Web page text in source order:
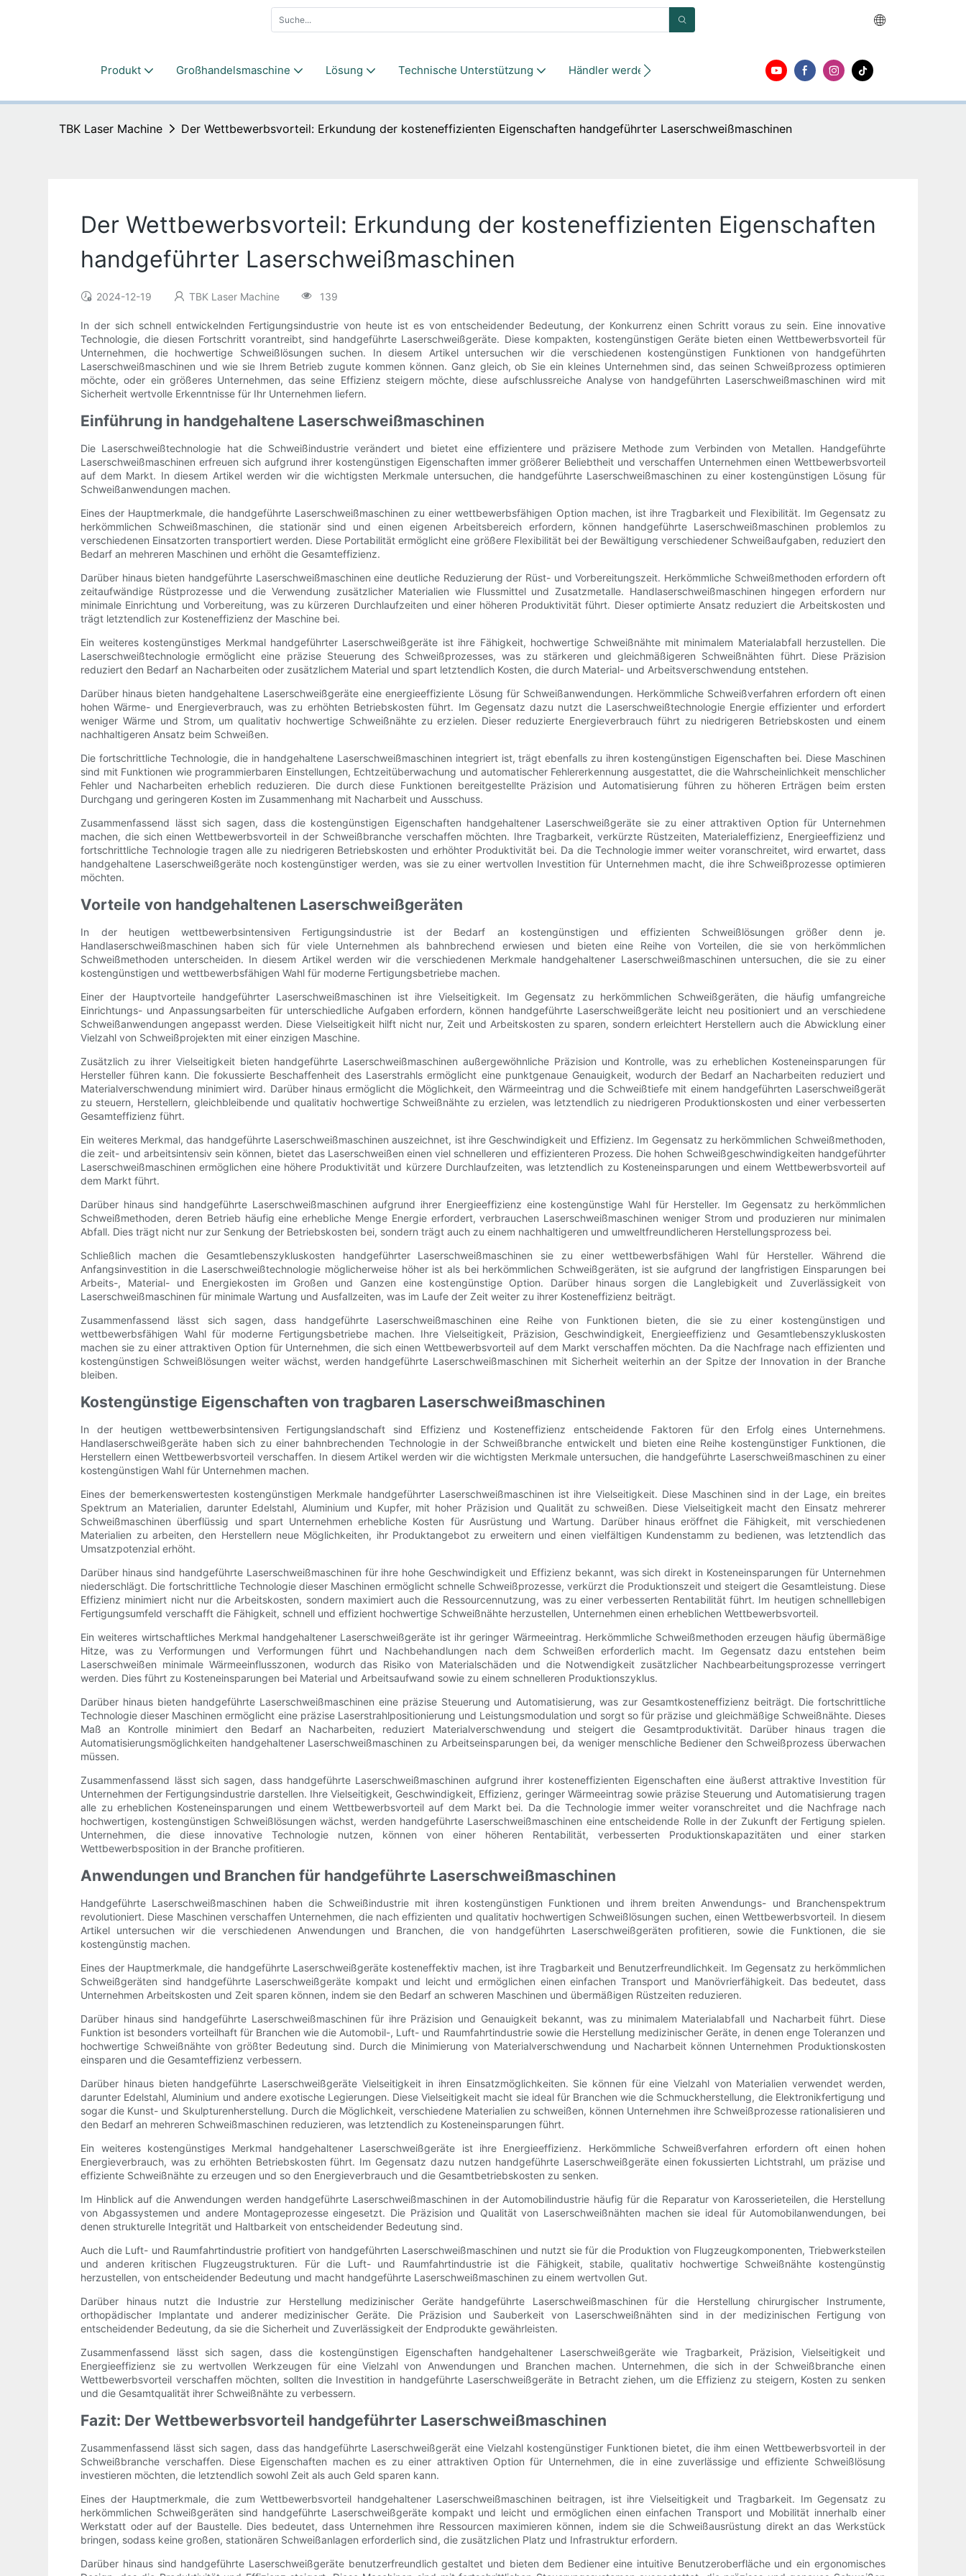
Produkt Großhandelsmaschine Lösung Technische Unterstützung Händler werden
TBK Laser Machine Der Wettbewerbsvorteil: Erkundung der kosteneffizienten Eigenschaften handgeführter Laserschweißmaschinen
Der Wettbewerbsvorteil: Erkundung der kosteneffizienten Eigenschaften
handgeführter Laserschweißmaschinen
2024-12-19 TBK Laser Machine 139
In der sich schnell entwickelnden Fertigungsindustrie von heute ist es von entscheidender Bedeutung, der Konkurrenz einen Schritt voraus zu sein. Eine innovative
Technologie, die diesen Fortschritt vorantreibt, sind handgeführte Laserschweißgeräte. Diese kompakten, kostengünstigen Geräte bieten einen Wettbewerbsvorteil für
Unternehmen, die hochwertige Schweißlösungen suchen. In diesem Artikel untersuchen wir die verschiedenen kostengünstigen Funktionen von handgeführten
Laserschweißmaschinen und wie sie Ihrem Betrieb zugute kommen können. Ganz gleich, ob Sie ein kleines Unternehmen sind, das seinen Schweißprozess optimieren
möchte, oder ein größeres Unternehmen, das seine Effizienz steigern möchte, diese aufschlussreiche Analyse von handgeführten Laserschweißmaschinen wird mit
Sicherheit wertvolle Erkenntnisse für Ihr Unternehmen liefern.
Einführung in handgehaltene Laserschweißmaschinen
Die Laserschweißtechnologie hat die Schweißindustrie verändert und bietet eine effizientere und präzisere Methode zum Verbinden von Metallen. Handgeführte
Laserschweißmaschinen erfreuen sich aufgrund ihrer kostengünstigen Eigenschaften immer größerer Beliebtheit und verschaffen Unternehmen einen Wettbewerbsvorteil
auf dem Markt. In diesem Artikel werden wir die wichtigsten Merkmale untersuchen, die handgeführte Laserschweißmaschinen zu einer kostengünstigen Lösung für
Schweißanwendungen machen.
Eines der Hauptmerkmale, die handgeführte Laserschweißmaschinen zu einer wettbewerbsfähigen Option machen, ist ihre Tragbarkeit und Flexibilität. Im Gegensatz zu
herkömmlichen Schweißmaschinen, die stationär sind und einen eigenen Arbeitsbereich erfordern, können handgeführte Laserschweißmaschinen problemlos zu
verschiedenen Einsatzorten transportiert werden. Diese Portabilität ermöglicht eine größere Flexibilität bei der Bewältigung verschiedener Schweißaufgaben, reduziert den
Bedarf an mehreren Maschinen und erhöht die Gesamteffizienz.
Darüber hinaus bieten handgeführte Laserschweißmaschinen eine deutliche Reduzierung der Rüst- und Vorbereitungszeit. Herkömmliche Schweißmethoden erfordern oft
zeitaufwändige Rüstprozesse und die Verwendung zusätzlicher Materialien wie Flussmittel und Zusatzmetalle. Handlaserschweißmaschinen hingegen erfordern nur
minimale Einrichtung und Vorbereitung, was zu kürzeren Durchlaufzeiten und einer höheren Produktivität führt. Dieser optimierte Ansatz reduziert die Arbeitskosten und
trägt letztendlich zur Kosteneffizienz der Maschine bei.
Ein weiteres kostengünstiges Merkmal handgeführter Laserschweißgeräte ist ihre Fähigkeit, hochwertige Schweißnähte mit minimalem Materialabfall herzustellen. Die
Laserschweißtechnologie ermöglicht eine präzise Steuerung des Schweißprozesses, was zu stärkeren und gleichmäßigeren Schweißnähten führt. Diese Präzision
reduziert den Bedarf an Nacharbeiten oder zusätzlichem Material und spart letztendlich Kosten, die durch Material- und Arbeitsverschwendung entstehen.
Darüber hinaus bieten handgehaltene Laserschweißgeräte eine energieeffiziente Lösung für Schweißanwendungen. Herkömmliche Schweißverfahren erfordern oft einen
hohen Wärme- und Energieverbrauch, was zu erhöhten Betriebskosten führt. Im Gegensatz dazu nutzt die Laserschweißtechnologie Energie effizienter und erfordert
weniger Wärme und Strom, um qualitativ hochwertige Schweißnähte zu erzielen. Dieser reduzierte Energieverbrauch führt zu niedrigeren Betriebskosten und einem
nachhaltigeren Ansatz beim Schweißen.
Die fortschrittliche Technologie, die in handgehaltene Laserschweißmaschinen integriert ist, trägt ebenfalls zu ihren kostengünstigen Eigenschaften bei. Diese Maschinen
sind mit Funktionen wie programmierbaren Einstellungen, Echtzeitüberwachung und automatischer Fehlererkennung ausgestattet, die die Wahrscheinlichkeit menschlicher
Fehler und Nacharbeiten erheblich reduzieren. Die durch diese Funktionen bereitgestellte Präzision und Automatisierung führen zu höheren Erträgen beim ersten
Durchgang und geringeren Kosten im Zusammenhang mit Nacharbeit und Ausschuss.
Zusammenfassend lässt sich sagen, dass die kostengünstigen Eigenschaften handgehaltener Laserschweißgeräte sie zu einer attraktiven Option für Unternehmen
machen, die sich einen Wettbewerbsvorteil in der Schweißbranche verschaffen möchten. Ihre Tragbarkeit, verkürzte Rüstzeiten, Materialeffizienz, Energieeffizienz und
fortschrittliche Technologie tragen alle zu niedrigeren Betriebskosten und erhöhter Produktivität bei. Da die Technologie immer weiter voranschreitet, wird erwartet, dass
handgehaltene Laserschweißgeräte noch kostengünstiger werden, was sie zu einer wertvollen Investition für Unternehmen macht, die ihre Schweißprozesse optimieren
möchten.
Vorteile von handgehaltenen Laserschweißgeräten
In der heutigen wettbewerbsintensiven Fertigungsindustrie ist der Bedarf an kostengünstigen und effizienten Schweißlösungen größer denn je.
Handlaserschweißmaschinen haben sich für viele Unternehmen als bahnbrechend erwiesen und bieten eine Reihe von Vorteilen, die sie von herkömmlichen
Schweißmethoden unterscheiden. In diesem Artikel werden wir die verschiedenen Merkmale handgehaltener Laserschweißmaschinen untersuchen, die sie zu einer
kostengünstigen und wettbewerbsfähigen Wahl für moderne Fertigungsbetriebe machen.
Einer der Hauptvorteile handgeführter Laserschweißmaschinen ist ihre Vielseitigkeit. Im Gegensatz zu herkömmlichen Schweißgeräten, die häufig umfangreiche
Einrichtungs- und Anpassungsarbeiten für unterschiedliche Aufgaben erfordern, können handgeführte Laserschweißgeräte leicht neu positioniert und an verschiedene
Schweißanwendungen angepasst werden. Diese Vielseitigkeit hilft nicht nur, Zeit und Arbeitskosten zu sparen, sondern erleichtert Herstellern auch die Abwicklung einer
Vielzahl von Schweißprojekten mit einer einzigen Maschine.
Zusätzlich zu ihrer Vielseitigkeit bieten handgeführte Laserschweißmaschinen außergewöhnliche Präzision und Kontrolle, was zu erheblichen Kosteneinsparungen für
Hersteller führen kann. Die fokussierte Beschaffenheit des Laserstrahls ermöglicht eine punktgenaue Genauigkeit, wodurch der Bedarf an Nacharbeiten reduziert und
Materialverschwendung minimiert wird. Darüber hinaus ermöglicht die Möglichkeit, den Wärmeeintrag und die Schweißtiefe mit einem handgeführten Laserschweißgerät
zu steuern, Herstellern, gleichbleibende und qualitativ hochwertige Schweißnähte zu erzielen, was letztendlich zu niedrigeren Produktionskosten und einer verbesserten
Gesamteffizienz führt.
Ein weiteres Merkmal, das handgeführte Laserschweißmaschinen auszeichnet, ist ihre Geschwindigkeit und Effizienz. Im Gegensatz zu herkömmlichen Schweißmethoden,
die zeit- und arbeitsintensiv sein können, bietet das Laserschweißen einen viel schnelleren und effizienteren Prozess. Die hohen Schweißgeschwindigkeiten handgeführter
Laserschweißmaschinen ermöglichen eine höhere Produktivität und kürzere Durchlaufzeiten, was letztendlich zu Kosteneinsparungen und einem Wettbewerbsvorteil auf
dem Markt führt.
Darüber hinaus sind handgeführte Laserschweißmaschinen aufgrund ihrer Energieeffizienz eine kostengünstige Wahl für Hersteller. Im Gegensatz zu herkömmlichen
Schweißmethoden, deren Betrieb häufig eine erhebliche Menge Energie erfordert, verbrauchen Laserschweißmaschinen weniger Strom und produzieren nur minimalen
Abfall. Dies trägt nicht nur zur Senkung der Betriebskosten bei, sondern trägt auch zu einem nachhaltigeren und umweltfreundlicheren Herstellungsprozess bei.
Schließlich machen die Gesamtlebenszykluskosten handgeführter Laserschweißmaschinen sie zu einer wettbewerbsfähigen Wahl für Hersteller. Während die
Anfangsinvestition in die Laserschweißtechnologie möglicherweise höher ist als bei herkömmlichen Schweißgeräten, ist sie aufgrund der langfristigen Einsparungen bei
Arbeits-, Material- und Energiekosten im Großen und Ganzen eine kostengünstige Option. Darüber hinaus sorgen die Langlebigkeit und Zuverlässigkeit von
Laserschweißmaschinen für minimale Wartung und Ausfallzeiten, was im Laufe der Zeit weiter zu ihrer Kosteneffizienz beiträgt.
Zusammenfassend lässt sich sagen, dass handgeführte Laserschweißmaschinen eine Reihe von Funktionen bieten, die sie zu einer kostengünstigen und
wettbewerbsfähigen Wahl für moderne Fertigungsbetriebe machen. Ihre Vielseitigkeit, Präzision, Geschwindigkeit, Energieeffizienz und Gesamtlebenszykluskosten
machen sie zu einer attraktiven Option für Unternehmen, die sich einen Wettbewerbsvorteil auf dem Markt verschaffen möchten. Da die Nachfrage nach effizienten und
kostengünstigen Schweißlösungen weiter wächst, werden handgeführte Laserschweißmaschinen mit Sicherheit weiterhin an der Spitze der Innovation in der Branche
bleiben.
Kostengünstige Eigenschaften von tragbaren Laserschweißmaschinen
In der heutigen wettbewerbsintensiven Fertigungslandschaft sind Effizienz und Kosteneffizienz entscheidende Faktoren für den Erfolg eines Unternehmens.
Handlaserschweißgeräte haben sich zu einer bahnbrechenden Technologie in der Schweißbranche entwickelt und bieten eine Reihe kostengünstiger Funktionen, die
Herstellern einen Wettbewerbsvorteil verschaffen. In diesem Artikel werden wir die wichtigsten Merkmale untersuchen, die handgeführte Laserschweißmaschinen zu einer
kostengünstigen Wahl für Unternehmen machen.
Eines der bemerkenswertesten kostengünstigen Merkmale handgeführter Laserschweißmaschinen ist ihre Vielseitigkeit. Diese Maschinen sind in der Lage, ein breites
Spektrum an Materialien, darunter Edelstahl, Aluminium und Kupfer, mit hoher Präzision und Qualität zu schweißen. Diese Vielseitigkeit macht den Einsatz mehrerer
Schweißmaschinen überflüssig und spart Unternehmen erhebliche Kosten für Ausrüstung und Wartung. Darüber hinaus eröffnet die Fähigkeit, mit verschiedenen
Materialien zu arbeiten, den Herstellern neue Möglichkeiten, ihr Produktangebot zu erweitern und einen vielfältigen Kundenstamm zu bedienen, was letztendlich das
Umsatzpotenzial erhöht.
Darüber hinaus sind handgeführte Laserschweißmaschinen für ihre hohe Geschwindigkeit und Effizienz bekannt, was sich direkt in Kosteneinsparungen für Unternehmen
niederschlägt. Die fortschrittliche Technologie dieser Maschinen ermöglicht schnelle Schweißprozesse, verkürzt die Produktionszeit und steigert die Gesamtleistung. Diese
Effizienz minimiert nicht nur die Arbeitskosten, sondern maximiert auch die Ressourcennutzung, was zu einer verbesserten Rentabilität führt. Im heutigen schnelllebigen
Fertigungsumfeld verschafft die Fähigkeit, schnell und effizient hochwertige Schweißnähte herzustellen, Unternehmen einen erheblichen Wettbewerbsvorteil.
Ein weiteres wirtschaftliches Merkmal handgehaltener Laserschweißgeräte ist ihr geringer Wärmeeintrag. Herkömmliche Schweißmethoden erzeugen häufig übermäßige
Hitze, was zu Verformungen und Verformungen führt und Nachbehandlungen nach dem Schweißen erforderlich macht. Im Gegensatz dazu entstehen beim
Laserschweißen minimale Wärmeeinflusszonen, wodurch das Risiko von Materialschäden und die Notwendigkeit zusätzlicher Nachbearbeitungsprozesse verringert
werden. Dies führt zu Kosteneinsparungen bei Material und Arbeitsaufwand sowie zu einem schnelleren Produktionszyklus.
Darüber hinaus bieten handgeführte Laserschweißmaschinen eine präzise Steuerung und Automatisierung, was zur Gesamtkosteneffizienz beiträgt. Die fortschrittliche
Technologie dieser Maschinen ermöglicht eine präzise Laserstrahlpositionierung und Leistungsmodulation und sorgt so für präzise und gleichmäßige Schweißnähte. Dieses
Maß an Kontrolle minimiert den Bedarf an Nacharbeiten, reduziert Materialverschwendung und steigert die Gesamtproduktivität. Darüber hinaus tragen die
Automatisierungsmöglichkeiten handgehaltener Laserschweißmaschinen zu Arbeitseinsparungen bei, da weniger menschliche Bediener den Schweißprozess überwachen
müssen.
Zusammenfassend lässt sich sagen, dass handgeführte Laserschweißmaschinen aufgrund ihrer kosteneffizienten Eigenschaften eine äußerst attraktive Investition für
Unternehmen der Fertigungsindustrie darstellen. Ihre Vielseitigkeit, Geschwindigkeit, Effizienz, geringer Wärmeeintrag sowie präzise Steuerung und Automatisierung tragen
alle zu erheblichen Kosteneinsparungen und einem Wettbewerbsvorteil auf dem Markt bei. Da die Technologie immer weiter voranschreitet und die Nachfrage nach
hochwertigen, kostengünstigen Schweißlösungen wächst, werden handgeführte Laserschweißmaschinen eine entscheidende Rolle in der Zukunft der Fertigung spielen.
Unternehmen, die diese innovative Technologie nutzen, können von einer höheren Rentabilität, verbesserten Produktionskapazitäten und einer starken
Wettbewerbsposition in der Branche profitieren.
Anwendungen und Branchen für handgeführte Laserschweißmaschinen
Handgeführte Laserschweißmaschinen haben die Schweißindustrie mit ihren kostengünstigen Funktionen und ihrem breiten Anwendungs- und Branchenspektrum
revolutioniert. Diese Maschinen verschaffen Unternehmen, die nach effizienten und qualitativ hochwertigen Schweißlösungen suchen, einen Wettbewerbsvorteil. In diesem
Artikel untersuchen wir die verschiedenen Anwendungen und Branchen, die von handgeführten Laserschweißgeräten profitieren, sowie die Funktionen, die sie
kostengünstig machen.
Eines der Hauptmerkmale, die handgeführte Laserschweißgeräte kosteneffektiv machen, ist ihre Tragbarkeit und Benutzerfreundlichkeit. Im Gegensatz zu herkömmlichen
Schweißgeräten sind handgeführte Laserschweißgeräte kompakt und leicht und ermöglichen einen einfachen Transport und Manövrierfähigkeit. Das bedeutet, dass
Unternehmen Arbeitskosten und Zeit sparen können, indem sie den Bedarf an schweren Maschinen und übermäßigen Rüstzeiten reduzieren.
Darüber hinaus sind handgeführte Laserschweißmaschinen für ihre Präzision und Genauigkeit bekannt, was zu minimalem Materialabfall und Nacharbeit führt. Diese
Funktion ist besonders vorteilhaft für Branchen wie die Automobil-, Luft- und Raumfahrtindustrie sowie die Herstellung medizinischer Geräte, in denen enge Toleranzen und
hochwertige Schweißnähte von größter Bedeutung sind. Durch die Minimierung von Materialverschwendung und Nacharbeit können Unternehmen Produktionskosten
einsparen und die Gesamteffizienz verbessern.
Darüber hinaus bieten handgeführte Laserschweißgeräte Vielseitigkeit in ihren Einsatzmöglichkeiten. Sie können für eine Vielzahl von Materialien verwendet werden,
darunter Edelstahl, Aluminium und andere exotische Legierungen. Diese Vielseitigkeit macht sie ideal für Branchen wie die Schmuckherstellung, die Elektronikfertigung und
sogar die Kunst- und Skulpturenherstellung. Durch die Möglichkeit, verschiedene Materialien zu schweißen, können Unternehmen ihre Schweißprozesse rationalisieren und
den Bedarf an mehreren Schweißmaschinen reduzieren, was letztendlich zu Kosteneinsparungen führt.
Ein weiteres kostengünstiges Merkmal handgehaltener Laserschweißgeräte ist ihre Energieeffizienz. Herkömmliche Schweißverfahren erfordern oft einen hohen
Energieverbrauch, was zu erhöhten Betriebskosten führt. Im Gegensatz dazu nutzen handgeführte Laserschweißgeräte einen fokussierten Lichtstrahl, um präzise und
effiziente Schweißnähte zu erzeugen und so den Energieverbrauch und die Gesamtbetriebskosten zu senken.
Im Hinblick auf die Anwendungen werden handgeführte Laserschweißmaschinen in der Automobilindustrie häufig für die Reparatur von Karosserieteilen, die Herstellung
von Abgassystemen und andere Montageprozesse eingesetzt. Die Präzision und Qualität von Laserschweißnähten machen sie ideal für Automobilanwendungen, bei
denen strukturelle Integrität und Haltbarkeit von entscheidender Bedeutung sind.
Auch die Luft- und Raumfahrtindustrie profitiert von handgeführten Laserschweißmaschinen und nutzt sie für die Produktion von Flugzeugkomponenten, Triebwerksteilen
und anderen kritischen Flugzeugstrukturen. Für die Luft- und Raumfahrtindustrie ist die Fähigkeit, stabile, qualitativ hochwertige Schweißnähte kostengünstig
herzustellen, von entscheidender Bedeutung und macht handgeführte Laserschweißmaschinen zu einem wertvollen Gut.
Darüber hinaus nutzt die Industrie zur Herstellung medizinischer Geräte handgeführte Laserschweißmaschinen für die Herstellung chirurgischer Instrumente,
orthopädischer Implantate und anderer medizinischer Geräte. Die Präzision und Sauberkeit von Laserschweißnähten sind in der medizinischen Fertigung von
entscheidender Bedeutung, da sie die Sicherheit und Zuverlässigkeit der Endprodukte gewährleisten.
Zusammenfassend lässt sich sagen, dass die kostengünstigen Eigenschaften handgehaltener Laserschweißgeräte wie Tragbarkeit, Präzision, Vielseitigkeit und
Energieeffizienz sie zu wertvollen Werkzeugen für eine Vielzahl von Anwendungen und Branchen machen. Unternehmen, die sich in der Schweißbranche einen
Wettbewerbsvorteil verschaffen möchten, sollten die Investition in handgeführte Laserschweißgeräte in Betracht ziehen, um die Effizienz zu steigern, Kosten zu senken
und die Gesamtqualität ihrer Schweißnähte zu verbessern.
Fazit: Der Wettbewerbsvorteil handgeführter Laserschweißmaschinen
Zusammenfassend lässt sich sagen, dass das handgeführte Laserschweißgerät eine Vielzahl kostengünstiger Funktionen bietet, die ihm einen Wettbewerbsvorteil in der
Schweißbranche verschaffen. Diese Eigenschaften machen es zu einer attraktiven Option für Unternehmen, die in eine zuverlässige und effiziente Schweißlösung
investieren möchten, die letztendlich sowohl Zeit als auch Geld sparen kann.
Eines der Hauptmerkmale, die zum Wettbewerbsvorteil handgehaltener Laserschweißmaschinen beitragen, ist ihre Vielseitigkeit und Tragbarkeit. Im Gegensatz zu
herkömmlichen Schweißgeräten sind handgeführte Laserschweißgeräte kompakt und leicht und ermöglichen einen einfachen Transport und Mobilität innerhalb einer
Werkstatt oder auf der Baustelle. Dies bedeutet, dass Unternehmen ihre Ressourcen maximieren können, indem sie die Schweißausrüstung direkt an das Werkstück
bringen, sodass keine großen, stationären Schweißanlagen erforderlich sind, die zusätzlichen Platz und Infrastruktur erfordern.
Darüber hinaus sind handgeführte Laserschweißgeräte benutzerfreundlich gestaltet und bieten dem Bediener eine intuitive Benutzeroberfläche und ein ergonomisches